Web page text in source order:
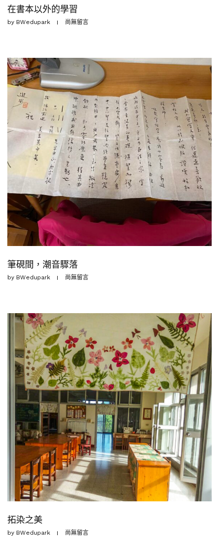
在書本以外的學習
by BWedupark 尚無留言
筆硯間，潮音驟落
by BWedupark 尚無留言
拓染之美
by BWedupark 尚無留言